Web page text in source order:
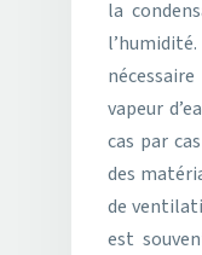
la
vapeur
cas par
des
de
est